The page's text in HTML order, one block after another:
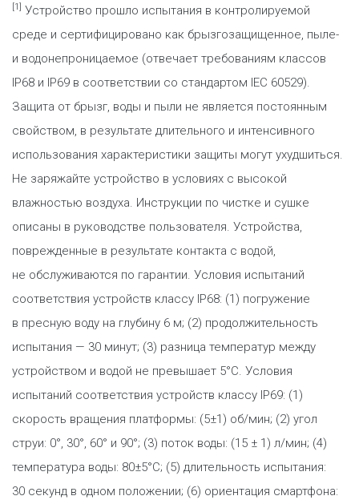
[1] Устройство прошло испытания в контролируемой
среде и сертифицировано как брызгозащищенное, пыле-
и водонепроницаемое (отвечает требованиям классов
IP68 и IP69 в соответствии со стандартом IEC 60529).
Защита от брызг, воды и пыли не является постоянным
свойством, в результате длительного и интенсивного
использования характеристики защиты могут ухудшиться.
Не заряжайте устройство в условиях с высокой
влажностью воздуха. Инструкции по чистке и сушке
описаны в руководстве пользователя. Устройства,
поврежденные в результате контакта с водой,
не обслуживаются по гарантии. Условия испытаний
соответствия устройств классу IP68: (1) погружение
в пресную воду на глубину 6 м; (2) продолжительность
испытания — 30 минут; (3) разница температур между
устройством и водой не превышает 5°C. Условия
испытаний соответствия устройств классу IP69: (1)
скорость вращения платформы: (5±1) об/мин; (2) угол
струи: 0°, 30°, 60° и 90°; (3) поток воды: (15 ± 1) л/мин; (4)
температура воды: 80±5°C; (5) длительность испытания:
30 секунд в одном положении; (6) ориентация смартфона: